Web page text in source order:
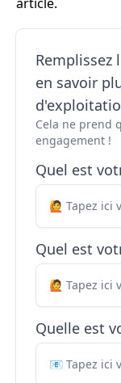
Remplissez
en savoir
Cela ne prend
engagement !
Quel est
Quel est
Quelle est